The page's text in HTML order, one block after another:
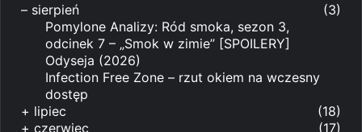
– sierpień
(3)
Pomylone Analizy: Ród smoka, sezon 3,
odcinek 7 – „Smok w zimie” [SPOILERY]
Odyseja (2026)
Infection Free Zone – rzut okiem na wczesny
dostęp
+ lipiec
(18)
+ czerwiec
(17)